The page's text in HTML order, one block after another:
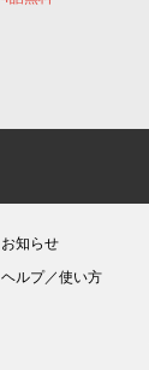
お知らせ
ヘルプ／使い方